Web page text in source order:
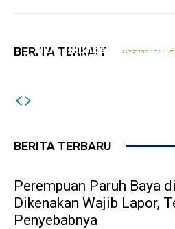
BERITA TERKAIT
DLH Tulungagung
Kontrak Habis, Sejumlah
BERITA TERBARU
Perempuan Paruh Baya
Dikenakan Wajib Lapor,
Penyebabnya